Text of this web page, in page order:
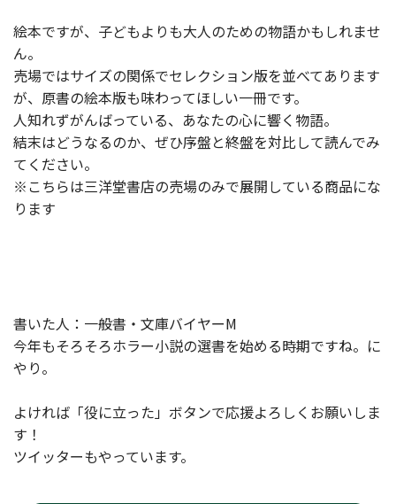
絵本ですが、子どもよりも大人のための物語かもしれませ
ん。
売場ではサイズの関係でセレクション版を並べてあります
が、原書の絵本版も味わってほしい一冊です。
人知れずがんばっている、あなたの心に響く物語。
結末はどうなるのか、ぜひ序盤と終盤を対比して読んでみ
てください。
※こちらは三洋堂書店の売場のみで展開している商品にな
ります
書いた人：一般書・文庫バイヤーM
今年もそろそろホラー小説の選書を始める時期ですね。に
やり。
よければ「役に立った」ボタンで応援よろしくお願いしま
す！
ツイッターもやっています。